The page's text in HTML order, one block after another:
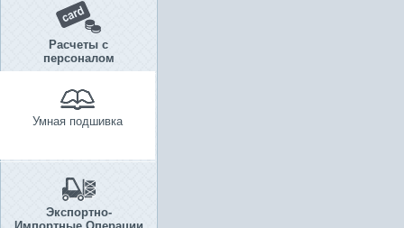
Расчеты с
персоналом
Умная подшивка
Экспортно-